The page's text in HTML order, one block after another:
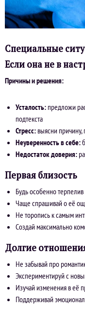
Специальные
Если она не в
Причины и решения:
Усталость: предложи
подтекста
Стресс: выясни
Неуверенность в себе:
Недостаток доверия:
Первая близость
Будь особенно
Чаще спрашивай о её
Не торопись к самым
Создай максимально
Долгие
Не забывай про
Экспериментируй с
Изучай изменения в её
Поддерживай